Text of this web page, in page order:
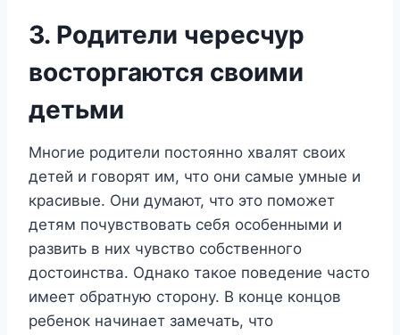
3. Родители чересчур
восторгаются своими
детьми
Многие родители постоянно хвалят своих
детей и говорят им, что они самые умные и
красивые. Они думают, что это поможет
детям почувствовать себя особенными и
развить в них чувство собственного
достоинства. Однако такое поведение часто
имеет обратную сторону. В конце концов
ребенок начинает замечать, что